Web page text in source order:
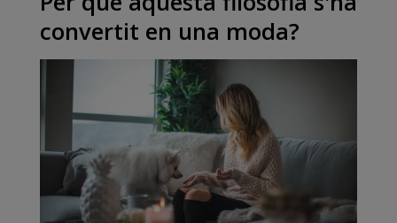
convertit en una moda?